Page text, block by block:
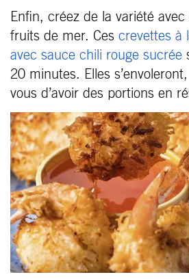
Enfin, créez de la variété
fruits de mer. Ces crevettes à
avec sauce chili rouge sucrée
20 minutes. Elles
vous d’avoir des portions en